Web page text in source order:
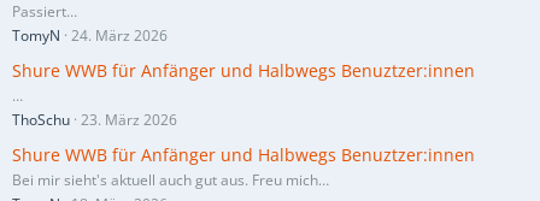
Passiert…
TomyN 24. März 2026
Shure WWB für Anfänger und Halbwegs Benuztzer:innen
…
ThoSchu 23. März 2026
Shure WWB für Anfänger und Halbwegs Benuztzer:innen
Bei mir sieht's aktuell auch gut aus. Freu mich…